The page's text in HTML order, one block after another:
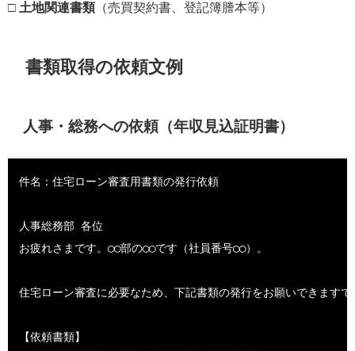
□ 土地関連書類（売買契約書、登記簿謄本等）
書類取得の依頼文例
人事・総務への依頼（年収見込証明書）
件名：住宅ローン審査用書類の発行依頼
人事総務部 各位
お疲れさまです。◯◯部の◯◯です（社員番号◯◯）。
住宅ローン審査に必要なため、下記書類の発行をお願いできます
【依頼書類】